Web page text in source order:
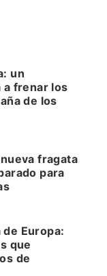
un
a frenar los
de los
fragata
para
Europa:
que
de